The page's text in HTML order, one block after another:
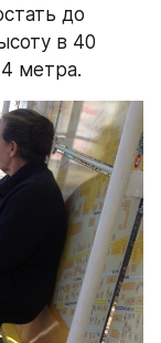
до
в 40
метра.